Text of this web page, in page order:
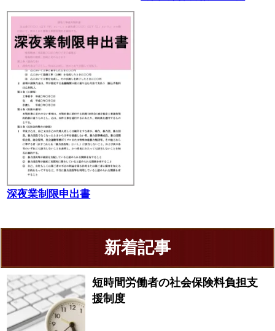
深夜業制限申出書
新着記事
短時間労働者の社会保険料負担支
援制度